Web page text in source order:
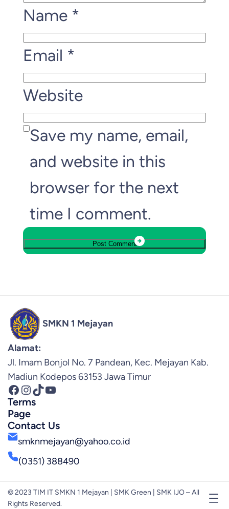
Name *
Email *
Website
Save my name, email,
and website in this
browser for the next
time I comment.
SMKN 1 Mejayan
Alamat:
Jl. Imam Bonjol No. 7 Pandean, Kec. Mejayan Kab.
Madiun Kodepos 63153 Jawa Timur
Facebook InstagramTikTok YouTube
Terms
Page
Contact Us
smknmejayan@yahoo.co.id
(0351) 388490
© 2023 TIM IT SMKN 1 Mejayan | SMK Green | SMK IJO – All
Rights Reserved.